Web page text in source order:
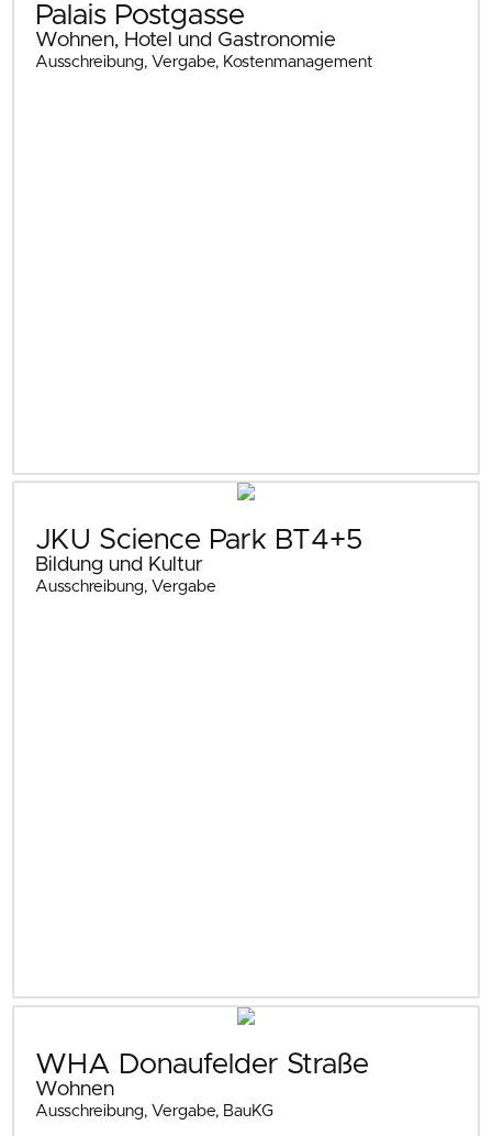
Palais Postgasse
Wohnen, Hotel und Gastronomie
Ausschreibung, Vergabe, Kostenmanagement
JKU Science Park BT4+5
Bildung und Kultur
Ausschreibung, Vergabe
WHA Donaufelder Straße
Wohnen
Ausschreibung, Vergabe, BauKG